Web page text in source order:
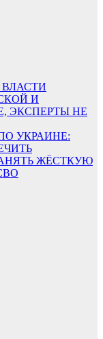
ВЛАСТИ
И
ЭКСПЕРТЫ НЕ
ПО УКРАИНЕ:
ЖЁСТКУЮ